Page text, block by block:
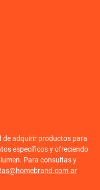
de adquirir productos para
específicos y ofreciendo
Para consultas y